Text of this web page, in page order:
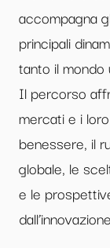
accompagna
principali
tanto il mondo
Il percorso
mercati e i
benessere, il
globale, le
e le